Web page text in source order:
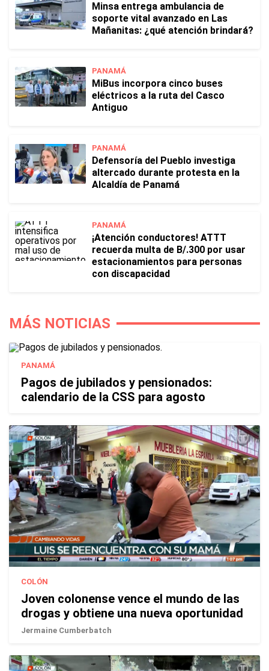
Minsa entrega ambulancia de
soporte vital avanzado en Las
Mañanitas: ¿qué atención brindará?
PANAMÁ
MiBus incorpora cinco buses
eléctricos a la ruta del Casco
Antiguo
PANAMÁ
Defensoría del Pueblo investiga
altercado durante protesta en la
Alcaldía de Panamá
PANAMÁ
¡Atención conductores! ATTT
recuerda multa de B/.300 por usar
estacionamientos para personas
con discapacidad
MÁS NOTICIAS
PANAMÁ
Pagos de jubilados y pensionados:
calendario de la CSS para agosto
COLÓN
Joven colonense vence el mundo de las
drogas y obtiene una nueva oportunidad
Jermaine Cumberbatch